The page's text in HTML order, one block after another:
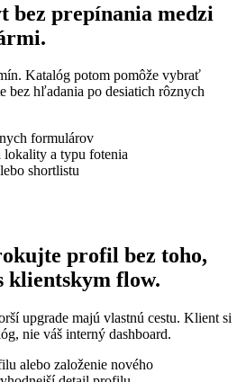
bez prepínania medzi
Katalóg potom pomôže vybrať
bez hľadania po desiatich rôznych
formulárov
a typu fotenia
shortlistu
profil bez toho,
klientskym flow.
upgrade majú vlastnú cestu. Klient si
nie váš interný dashboard.
alebo založenie nového